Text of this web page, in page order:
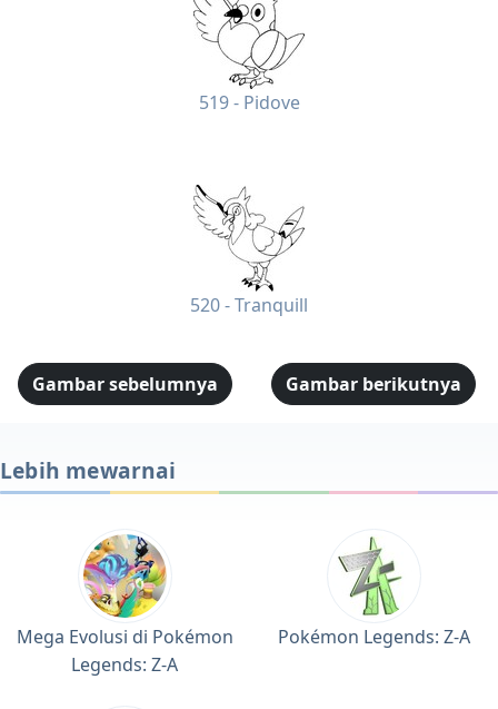
519 - Pidove
520 - Tranquill
Gambar sebelumnya Gambar berikutnya
Lebih mewarnai
Mega Evolusi di Pokémon
Legends: Z-A
Pokémon Legends: Z-A